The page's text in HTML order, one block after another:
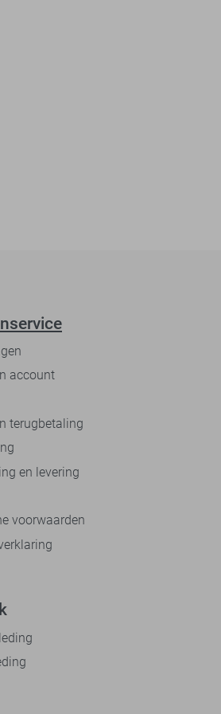
account
terugbetaling
en levering
voorwaarden